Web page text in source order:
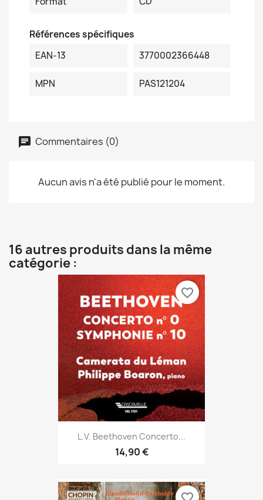
Références spécifiques
EAN-13
3770002366448
MPN PAS121204
Commentaires (0)
Aucun avis n'a été publié pour le moment.
16 autres produits dans la même
catégorie :
L.V. Beethoven Concerto...
14,90 €
favorite_border